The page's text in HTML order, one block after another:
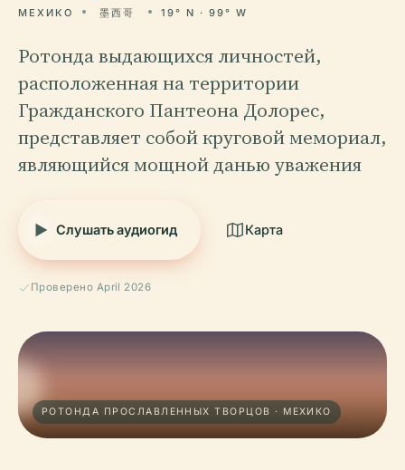
МЕХИКО 墨西哥 19° N · 99° W
Ротонда выдающихся личностей,
расположенная на территории
Гражданского Пантеона Долорес,
представляет собой круговой мемориал,
являющийся мощной данью уважения
Слушать аудиогид Карта
Проверено April 2026
РОТОНДА ПРОСЛАВЛЕННЫХ ТВОРЦОВ · МЕХИКО